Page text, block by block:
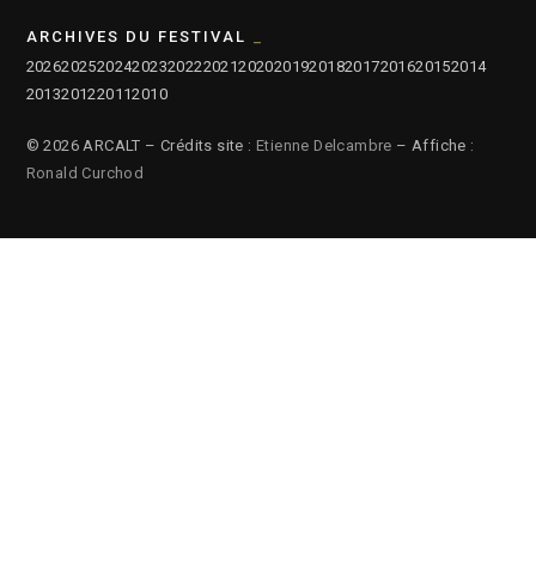
ARCHIVES DU FESTIVAL
2026202520242023202220212020201920182017201620152014
2013201220112010
© 2026 ARCALT – Crédits site : Etienne Delcambre – Affiche :
Ronald Curchod